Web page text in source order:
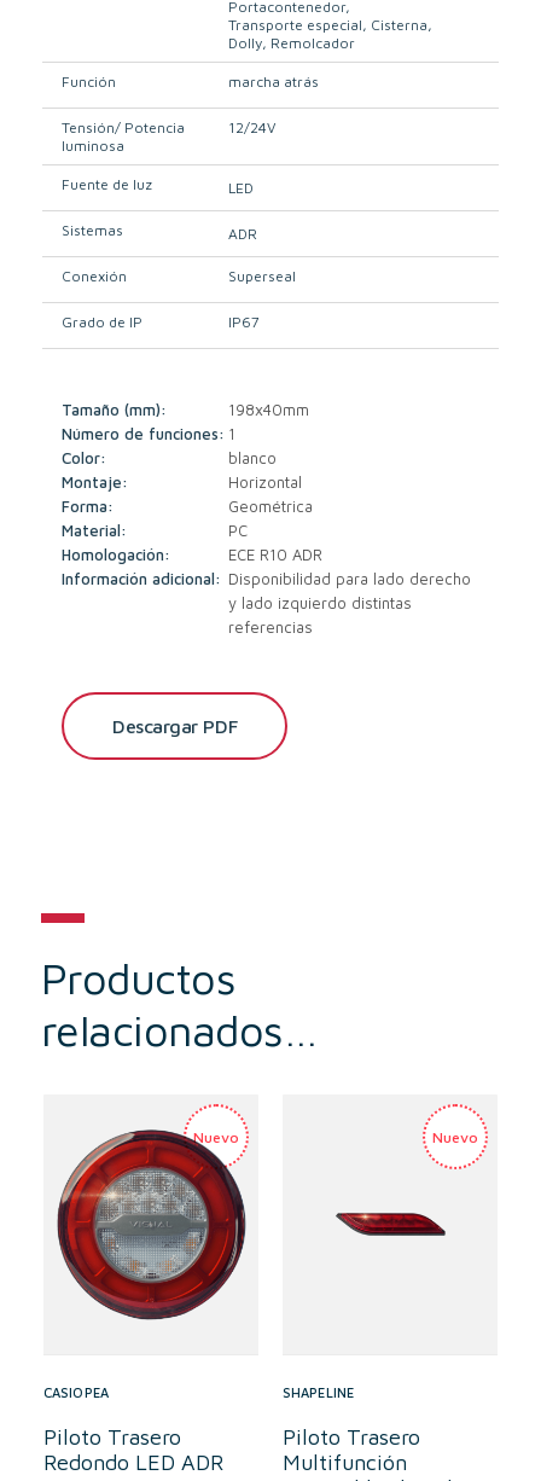
Portacontenedor
Transporte especial Cisterna
Dolly Remolcador
Función marcha atrás
Tensión/ Potencia
luminosa
12/24V
Fuente de luz LED
Sistemas ADR
Conexión Superseal
Grado de IP IP67
Tamaño (mm):
198x40mm
Número de funciones: 1
Color:
blanco
Montaje:
Horizontal
Forma:
Geométrica
Material:
PC
Homologación:
ECE R10 ADR
Información adicional: Disponibilidad para lado derecho
y lado izquierdo distintas
referencias
Descargar PDF
Productos
relacionados…
CASIOPEA
Piloto Trasero
Redondo LED ADR
SHAPELINE
Piloto Trasero
Multifunción